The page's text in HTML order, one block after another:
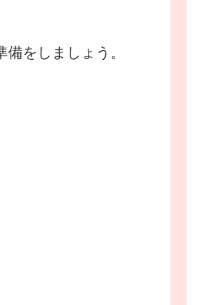
をしましょう。